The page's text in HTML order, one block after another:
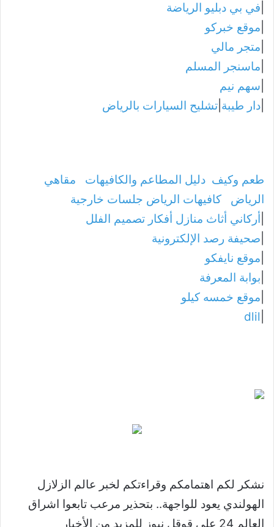
في بي دبليو الرياضة
موقع خبركو
متجر مالي
ماسنجر المسلم
سهم نيم
دار طيبة تشليح السيارات بالرياض
طعم وكيف دليل المطاعم والكافيهات
مقاهي
الرياض
كافيهات الرياض جلسات خارجية
أركاني أثاث منازل أفكار تصميم الفلل
صحيفة رصد الإلكترونية
موقع نايفكو
بوابة المعرفة
موقع خمسه كيلو
dlil
نشكر لكم اهتمامكم وقراءتكم لخبر عالم الزلازل
الهولندي يعود للواجهة.. بتحذير مرعب تابعوا اشراق
العالم 24 على قوقل نيوز للمزيد من الأخبار